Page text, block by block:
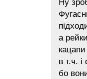
Ну
а
в т.ч. і
бо